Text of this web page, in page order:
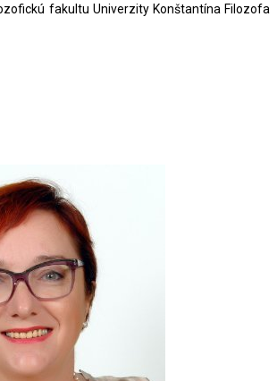
fakultu Univerzity Konštantína Filozofa